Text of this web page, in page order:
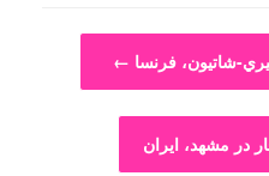
Post navigation
←